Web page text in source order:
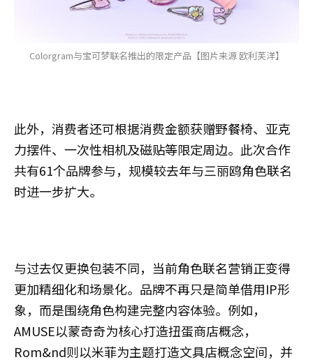
Colorgram与宝可梦联名推出的限定产品【图片来源 欧利芙洋】
此外，消费者还可根据消费金额获赠野餐椅、亚克
力摆件、一次性相机及磁贴等限定周边。此次合作
共有61个品牌参与，规模较去年与三丽鸥角色联名
时进一步扩大。
与过去仅更换包装不同，当前角色联名营销正变得
更加精细化和场景化。品牌不再只是简单借用IP形
象，而是围绕角色构建完整内容体验。例如，
AMUSE以蒙奇奇为核心打造扭蛋商店概念，
Rom&nd则以米菲为主题打造文具店概念空间，并